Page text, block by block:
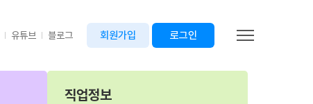
유튜브 블로그 회원가입 로그인
직업정보